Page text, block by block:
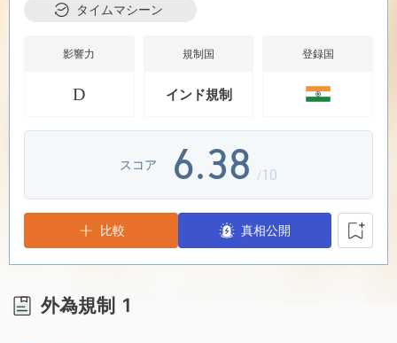
タイムマシーン
影響力
D
規制国
インド規制
登録国
スコア
4
5
6
7
8
.
1
2
3
4
5
7
8
9
/10
比較 真相公開
外為規制 1